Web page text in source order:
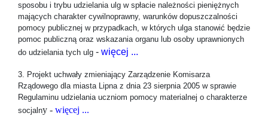
sposobu i trybu udzielania ulg w spłacie należności pieniężnych
mających charakter cywilnoprawny, warunków dopuszczalności
pomocy publicznej w przypadkach, w których ulga stanowić będzie
pomoc publiczną oraz wskazania organu lub osoby uprawnionych
do udzielania tych ulg - więcej ...
3. Projekt uchwały zmieniający Zarządzenie Komisarza
Rządowego dla miasta Lipna z dnia 23 sierpnia 2005 w sprawie
Regulaminu udzielania uczniom pomocy materialnej o charakterze
socjalny - więcej ...